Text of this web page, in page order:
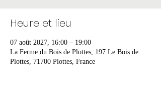
Heure et lieu
07 août 2027, 16:00 – 19:00
La Ferme du Bois de Plottes, 197 Le Bois de
Plottes, 71700 Plottes, France